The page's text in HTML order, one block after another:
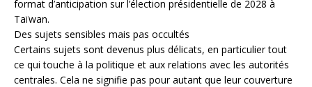
format d’anticipation sur l’élection présidentielle de 2028 à
Taïwan.
Des sujets sensibles mais pas occultés
Certains sujets sont devenus plus délicats, en particulier tout
ce qui touche à la politique et aux relations avec les autorités
centrales. Cela ne signifie pas pour autant que leur couverture